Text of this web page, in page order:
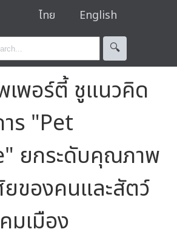
ไทย English
🔍︎
พอร์ตี้ ชูแนวคิด
ร "Pet
ยกระดับคุณภาพ
ของคนและสัตว์
มเมือง